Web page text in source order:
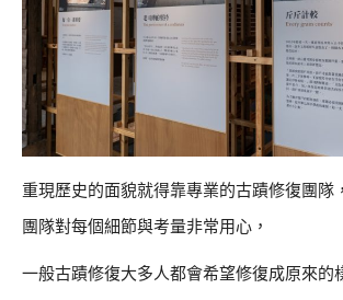
重現歷史的面貌就得靠專業的古蹟修復團隊
團隊對每個細節與考量非常用心，
一般古蹟修復大多人都會希望修復成原來的